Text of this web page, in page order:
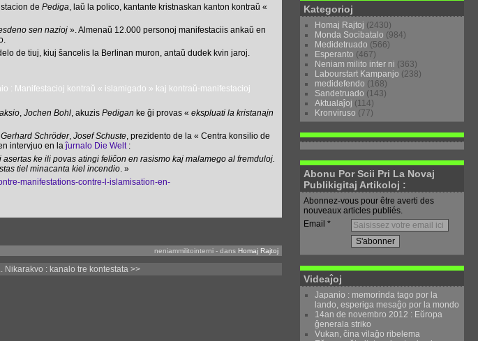
de Pediga, laŭ la polico, kantante kristnaskan kanton kontraŭ «
sen nazioj». Almenaŭ 12.000 personoj manifestaciis ankaŭ en
de tiuj, kiuj ŝancelis la Berlinan muron, antaŭ dudek kvin jaroj.
, Jochen Bohl, akuzis Pedigan ke ĝi provas « ekspluati la kristanajn
Gerhard Schröder, Josef Schuste, prezidento de la « Centra konsilio de
intervjuo en laĵurnalo Die Welt:
ke ili povas atingi feliĉon en rasismo kaj malamego al fremduloj.
tiel minacanta kiel incendio. »
manifestations-contre-l-islamisation-en-
neniammilitointerni - dans Homaj Rajtoj
Nikarakvo : kanalo tre kontestata >>
Kategorioj
Homaj Rajtoj (2430)
Monda Socibatalo (984)
Medidetruado (566)
Esperanto (467)
Neniam milito inter ni (363)
Labourstart Kampanjo (238)
medidefendo (168)
Sandetruado (143)
Aktualaĵoj (114)
Kronviruso (77)
Abonu Por Scii Pri La Novaj
Publikigitaj Artikoloj :
Abonnez-vous pour être averti des
nouveaux articles publiés.
Email
Videaĵoj
Japanio : memorinda tago por la
lando, esperiga mesaĝo por la mondo
14an de novembro 2012 : Eŭropa
ĝenerala striko
Vukan, ĉina vilaĝo ribelema